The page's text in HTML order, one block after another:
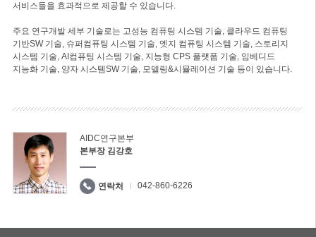
서비스들을 효과적으로 제공할 수 있습니다.
주요 연구개발 세부 기술로는 고성능 컴퓨팅 시스템 기술, 클라우드 컴퓨팅
기반SW 기술, 슈퍼컴퓨팅 시스템 기술, 엣지 컴퓨팅 시스템 기술, 스토리지
시스템 기술, AI컴퓨팅 시스템 기술, 지능형 CPS 플랫폼 기술, 임베디드
지능화 기술, 양자 시스템SW 기술, 모델링&시뮬레이션 기술 등이 있습니다.
AIDC연구본부
본부장 김강호
연락처 042-860-6226